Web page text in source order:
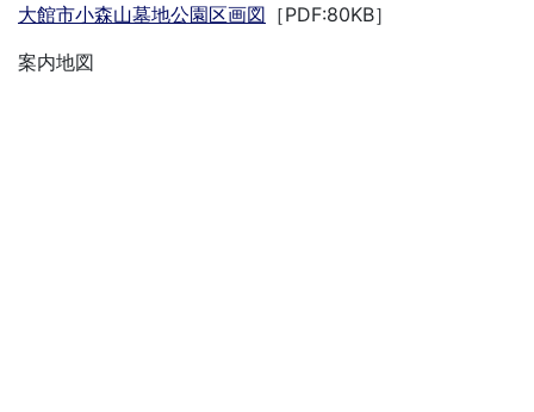
大館市小森山墓地公園区画図 ［PDF:80KB］
案内地図